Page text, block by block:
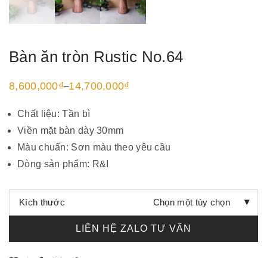
Bàn ăn tròn Rustic No.64
8,600,000₫–14,700,000₫
Khoảng
8,600,000₫
đến
14,700,000₫
Chất liệu: Tần bì
Viền mặt bàn dày 30mm
Màu chuẩn: Sơn màu theo yêu cầu
Dòng sản phẩm: R&I
Kích thước Chọn một tùy chọn
LIÊN HỆ ZALO TƯ VẤN